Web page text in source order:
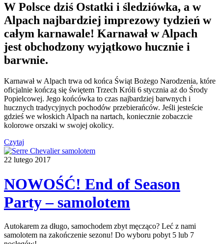
W Polsce dziś Ostatki i śledziówka, a w
Alpach najbardziej imprezowy tydzień w
całym karnawale! Karnawał w Alpach
jest obchodzony wyjątkowo hucznie i
barwnie.
Karnawał w Alpach trwa od końca Świąt Bożego Narodzenia, które
oficjalnie kończą się świętem Trzech Króli 6 stycznia aż do Środy
Popielcowej. Jego końcówka to czas najbardziej barwnych i
hucznych tradycyjnych pochodów przebierańców. Jeśli jesteście
gdzieś we włoskich Alpach na nartach, koniecznie zobaczcie
kolorowe orszaki w swojej okolicy.
Czytaj
22 lutego 2017
NOWOŚĆ! End of Season
Party – samolotem
Autokarem za długo, samochodem zbyt męcząco? Leć z nami
samolotem na zakończenie sezonu! Do wyboru pobyt 5 lub 7